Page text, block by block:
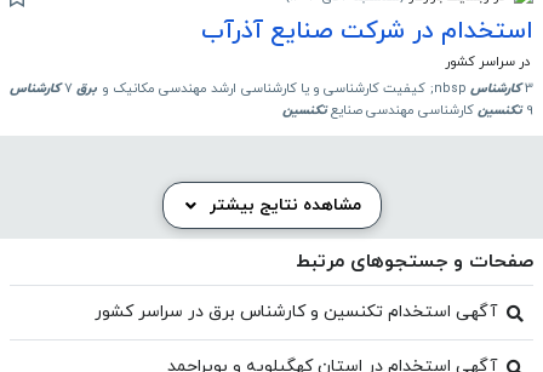
استخدام در شرکت صنایع آذرآب
در سراسر کشور
3 کارشناس برق7
کارشناس
9 تکنسینکارشناسی مهندسی صنایعتکنسین
مشاهده نتایج بیشتر
صفحات و جستجوهای مرتبط
آگهی استخدام تکنسین و کارشناس برق در سراسر کشور
آگهی استخدام در استان کهگیلویه و بویراحمد